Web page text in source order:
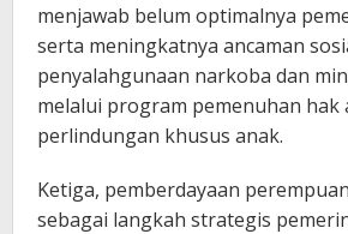
menjawab belum optimalnya
serta meningkatnya ancaman
penyalahgunaan narkoba dan
melalui program pemenuhan hak
perlindungan khusus anak.
Ketiga, pemberdayaan
sebagai langkah strategis